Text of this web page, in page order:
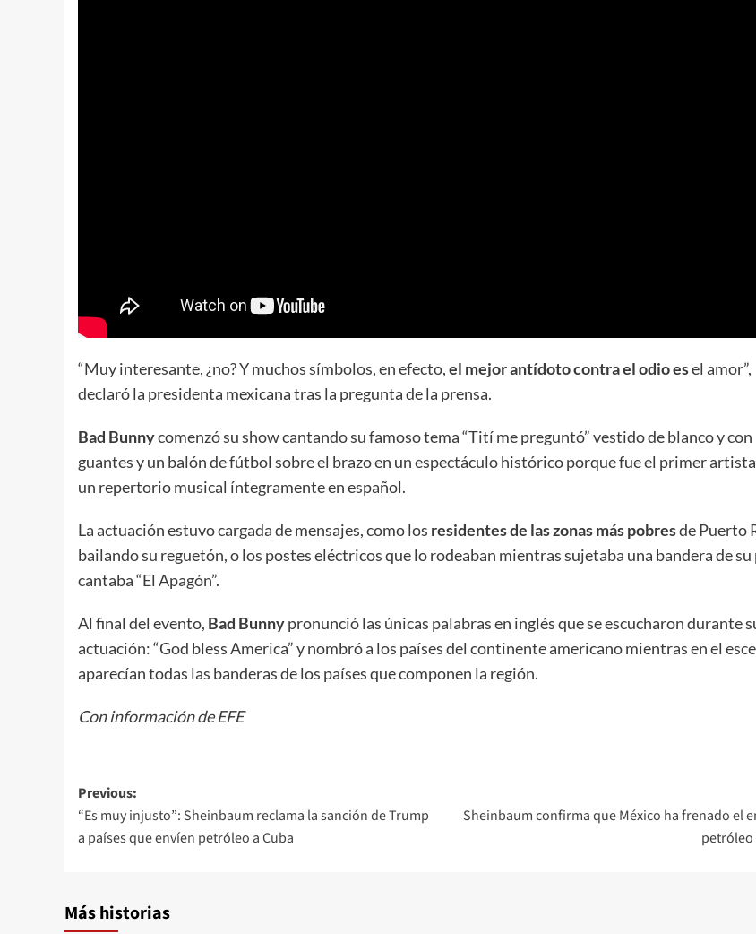
“Muy interesante, ¿no? Y muchos símbolos, en efecto,el mejor antídoto contra el odio esel amor”,
declaró la presidenta mexicana tras la pregunta de la prensa.
Bad Bunnycomenzó su show cantando su famoso tema “Tití me preguntó” vestido de blanco y con
guantes y un balón de fútbol sobre el brazo en un espectáculo histórico porque fue el primer
un repertorio musical íntegramente en español.
La actuación estuvo cargada de mensajes, como los residentes de las zonas más pobresde Puerto
bailando su reguetón, o los postes eléctricos que lo rodeaban mientras sujetaba una bandera de su
cantaba “El Apagón”.
Al final del evento, Bad Bunnypronunció las únicas palabras en inglés que se escucharon durante
actuación: “God bless America” y nombró a los países del continente americano mientras en el
aparecían todas las banderas de los países que componen la región.
Con información de EFE
Post
navigation
Previous:
“Es muy injusto”: Sheinbaum reclama la sanción de Trump
a países que envíen petróleo a Cuba
Sheinbaum confirma que México ha frenado el
petróleo
Más historias